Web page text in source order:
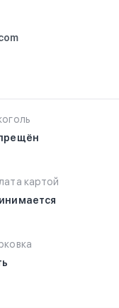
картой